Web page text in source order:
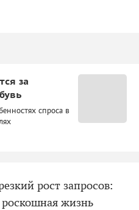
за
спроса в
рост запросов:
жизнь